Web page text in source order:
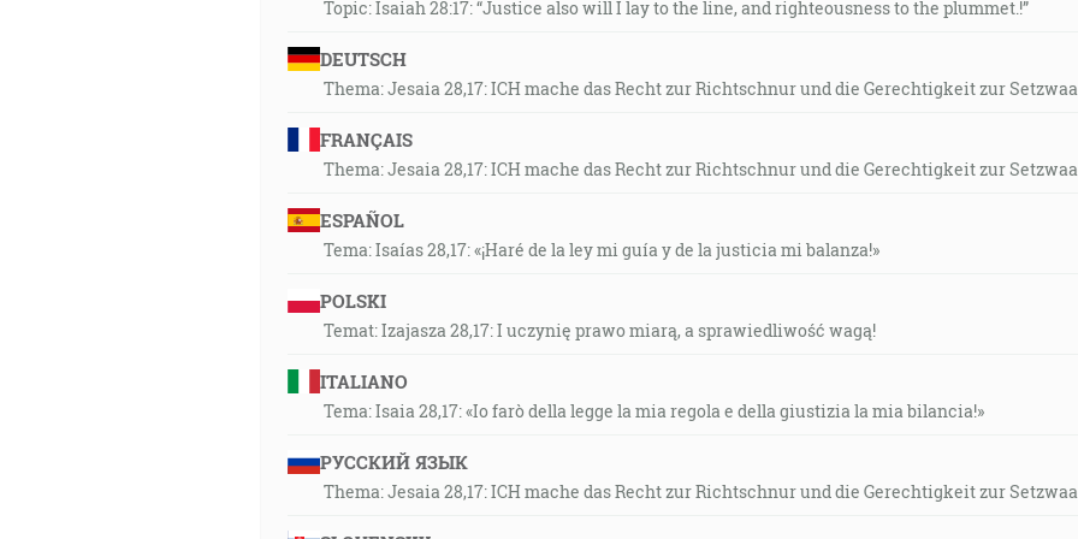
A riekol mi: Čo vidíš? A ja som povedal: Vidím letieť knihu, ktorej dĺžka je dvadsať
mi: To je kliatba, ktorá vychádza na tvár celej zeme. Lebo každý, kto ukradne, bude
každý, kto bude prisahať, bude odprataný podľa nej z druhej strany. [Za 5:2-3]
29:55
Spravíš aj svietnik z čistého zlata, z kujného zlata sa spraví svietnik, jeho bedro i jeho
jeho kvety budú z neho. … Celý bude z jedného kusa kujného zlata čistého. [2M 25:31, 36]
Anjelovi efezského sboru napíš: Toto hovorí ten, ktorý drží tých sedem hviezd vo svojej
prostred tých siedmich zlatých svietnikov: [Zj 2:1]
30:55
No, ja vám hovorím pravdu, že vám je to užitočné, aby som ja odišiel. Lebo ak neodídem,
A počul som hlas prostred štyroch živých bytostí, ktorý hovoril: Choinix pšenice za
Topic: Isaiah 28:17: “Justice also will I lay to the line, and righteousness to the plummet.!”
DEUTSCH
Thema: Jesaia 28,17: ICH mache das Recht zur Richtschnur und die Gerechtigkeit zur
FRANÇAIS
Thema: Jesaia 28,17: ICH mache das Recht zur Richtschnur und die Gerechtigkeit zur
ESPAÑOL
Tema: Isaías 28,17: «¡Haré de la ley mi guía y de la justicia mi balanza!»
POLSKI
Temat: Izajasza 28,17: I uczynię prawo miarą, a sprawiedliwość wagą!
ITALIANO
Tema: Isaia 28,17: «Io farò della legge la mia regola e della giustizia la mia bilancia!»
РУССКИЙ ЯЗЫК
Thema: Jesaia 28,17: ICH mache das Recht zur Richtschnur und die Gerechtigkeit zur